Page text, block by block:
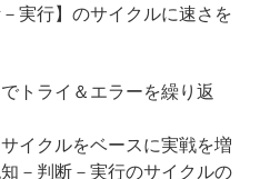
実行】のサイクルに速さを
トライ＆エラーを繰り返
イクルをベースに実戦を増
－判断－実行のサイクルの